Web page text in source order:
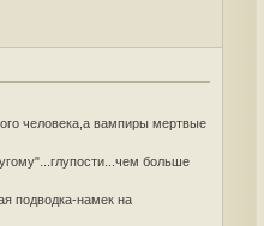
человека,а вампиры мертвые
больше
подводка-намек на